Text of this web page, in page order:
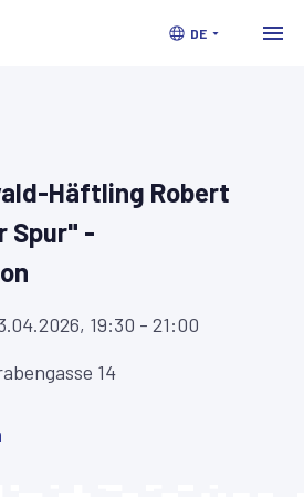
DE
Häftling Robert
Spur" -
19:30 - 21:00
14